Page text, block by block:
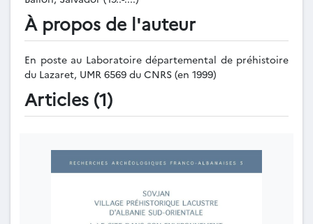
À propos de l'auteur
En poste au Laboratoire départemental de préhistoire
du Lazaret, UMR 6569 du CNRS (en 1999)
Articles (1)